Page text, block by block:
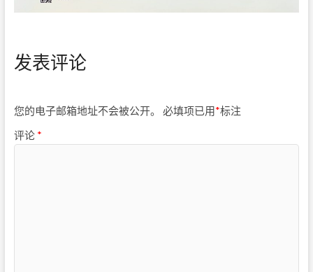
发表评论
您的电子邮箱地址不会被公开。 必填项已用*标注
评论 *